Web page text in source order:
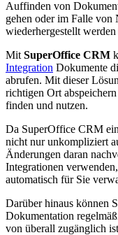
Auffinden von
gehen oder im Falle von
wiederhergestellt
Mit SuperOffice CRM
Integration Dokumente
abrufen. Mit dieser
richtigen Ort
finden und nutzen.
Da SuperOffice CRM
nicht nur unkompliziert
Änderungen daran
Integrationen
automatisch für Sie
Darüber hinaus können
Dokumentation
von überall zugänglich